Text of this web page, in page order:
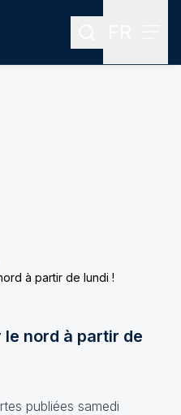
Rechercher
à partir de lundi !
nord à partir de
publiées samedi